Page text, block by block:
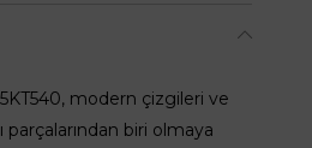
modern çizgileri ve
parçalarından biri olmaya